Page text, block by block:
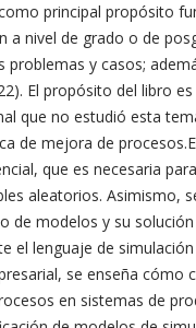
principal propósito
a nivel de grado o de
problemas y casos;
El propósito del libro
que no estudió esta
de mejora de
que es necesaria
aleatorios. Asimismo,
de modelos y su
el lenguaje de
se enseña cómo
en sistemas de